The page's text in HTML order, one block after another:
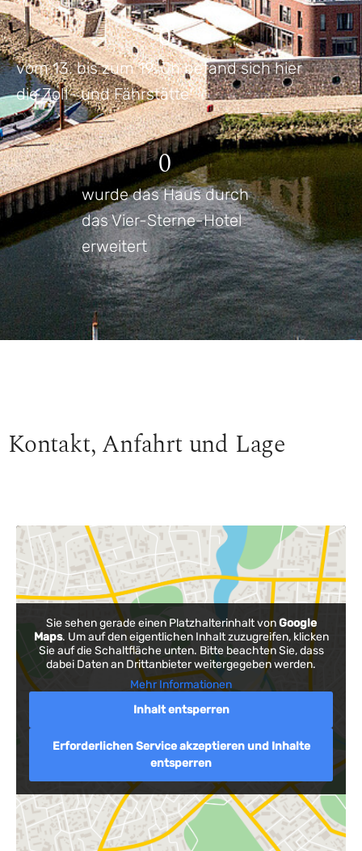
vom 13. bis zum 19. Jh befand sich hier
die Zoll- und Fährstätte
0
wurde das Haus durch
das Vier-Sterne-Hotel
erweitert
0
Kontakt, Anfahrt und Lage
Sie sehen gerade einen Platzhalterinhalt vonGoogle
Maps. Um auf den eigentlichen Inhalt zuzugreifen, klicken
Sie auf die Schaltfläche unten. Bitte beachten Sie, dass
dabei Daten an Drittanbieter weitergegeben werden.
Mehr Informationen
Inhalt entsperren
Erforderlichen Service akzeptieren und Inhalte
entsperren